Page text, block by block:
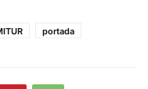
portada